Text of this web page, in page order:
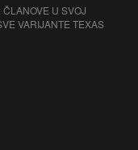
U SVOJ
VARIJANTE TEXAS